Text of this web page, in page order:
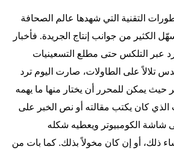
التقنية التي شهدها عالم الصحافة
الكثير من جوانب إنتاج الجريدة. فأخبار
عبر التلكس حتى مطلع التسعينيات
تلالاً على الطاولات، صارت اليوم ترد
حيث يمكن للمحرر أن يختار منها ما يهمه
الذي كان يكتب مقالته أو نص الخبر على
شاشة الكومبيوتر ويعطيه شكله
ذلك، أو إن كان مخولاً بذلك. كما بات من